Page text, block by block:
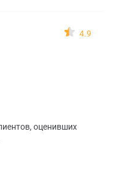
4.9
оценивших